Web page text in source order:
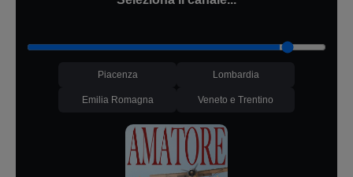
Piacenza Lombardia
Emilia Romagna Veneto e Trentino